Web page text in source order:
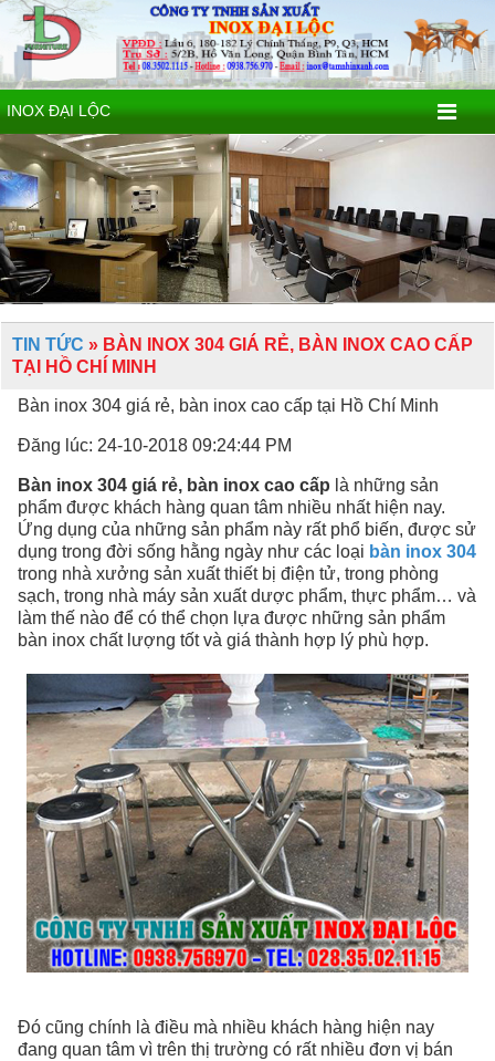
INOX ĐẠI LỘC
TIN TỨC » BÀN INOX 304 GIÁ RẺ, BÀN INOX CAO CẤP
TẠI HỒ CHÍ MINH
Bàn inox 304 giá rẻ, bàn inox cao cấp tại Hồ Chí Minh
Đăng lúc: 24-10-2018 09:24:44 PM
Bàn inox 304 giá rẻ, bàn inox cao cấp là những sản
phẩm được khách hàng quan tâm nhiều nhất hiện nay.
Ứng dụng của những sản phẩm này rất phổ biến, được sử
dụng trong đời sống hằng ngày như các loại bàn inox 304
trong nhà xưởng sản xuất thiết bị điện tử, trong phòng
sạch, trong nhà máy sản xuất dược phẩm, thực phẩm… và
làm thế nào để có thể chọn lựa được những sản phẩm
bàn inox chất lượng tốt và giá thành hợp lý phù hợp.
Đó cũng chính là điều mà nhiều khách hàng hiện nay
đang quan tâm vì trên thị trường có rất nhiều đơn vị bán